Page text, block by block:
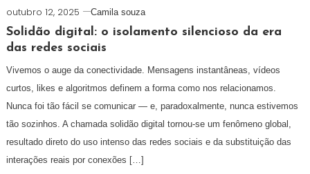
outubro 12, 2025 Camila souza
Solidão digital: o isolamento silencioso da era
das redes sociais
Vivemos o auge da conectividade. Mensagens instantâneas, vídeos
curtos, likes e algoritmos definem a forma como nos relacionamos.
Nunca foi tão fácil se comunicar — e, paradoxalmente, nunca estivemos
tão sozinhos. A chamada solidão digital tornou-se um fenômeno global,
resultado direto do uso intenso das redes sociais e da substituição das
interações reais por conexões […]